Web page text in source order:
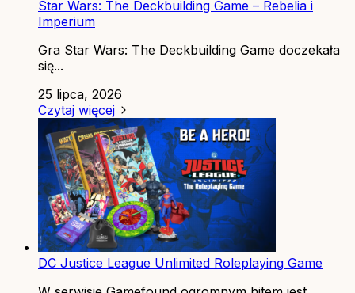
Star Wars: The Deckbuilding Game – Rebelia i
Imperium
Gra Star Wars: The Deckbuilding Game doczekała
się...
25 lipca, 2026
Czytaj więcej
DC Justice League Unlimited Roleplaying Game